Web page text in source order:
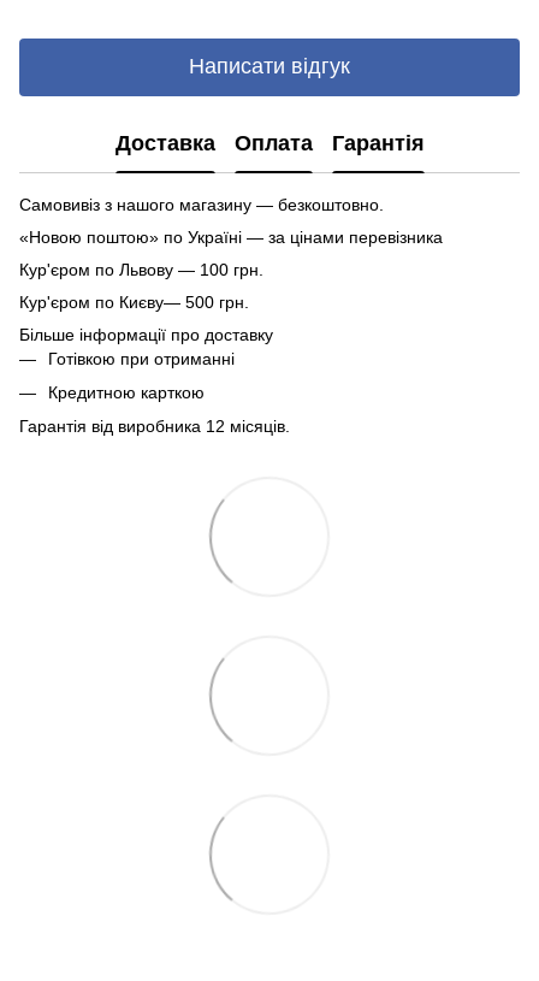
Написати відгук
Доставка Оплата Гарантія
Самовивіз з нашого магазину — безкоштовно.
«Новою поштою» по Україні — за цінами перевізника
Кур'єром по Львову — 100 грн.
Кур'єром по Києву— 500 грн.
Більше інформації про доставку
Готівкою при отриманні
Кредитною карткою
Гарантія від виробника 12 місяців.